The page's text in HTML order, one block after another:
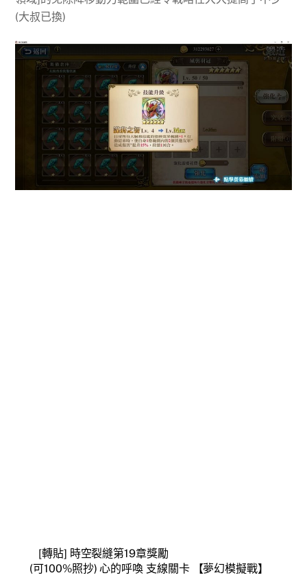
(大叔已換)
[轉貼] 時空裂縫第19章獎勵
(可100%照抄) 心的呼喚 支線關卡 【夢幻模擬戰】